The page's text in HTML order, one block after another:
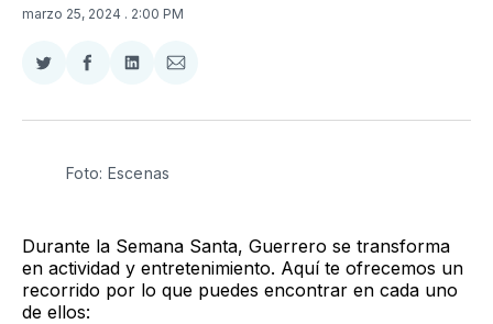
marzo 25, 2024 . 2:00 PM
Compartir
Twitter
Compartir
Facebook
Compartir
LinkedIn
Compartir
Email
Foto: Escenas
Durante la Semana Santa, Guerrero se transforma
en actividad y entretenimiento. Aquí te ofrecemos un
recorrido por lo que puedes encontrar en cada uno
de ellos: